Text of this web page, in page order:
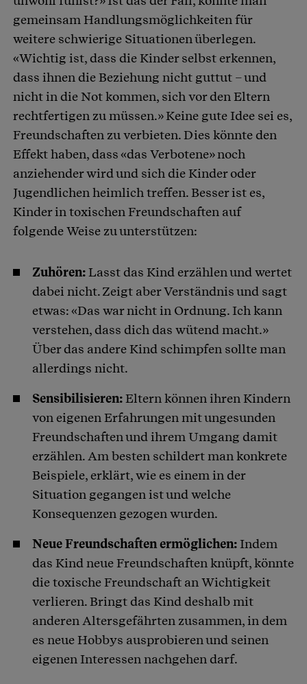
gemeinsam Handlungsmöglichkeiten für
weitere schwierige Situationen überlegen.
«Wichtig ist, dass die Kinder selbst erkennen,
dass ihnen die Beziehung nicht guttut – und
nicht in die Not kommen, sich vor den Eltern
rechtfertigen zu müssen.» Keine gute Idee sei es,
Freundschaften zu verbieten. Dies könnte den
Effekt haben, dass «das Verbotene» noch
anziehender wird und sich die Kinder oder
Jugendlichen heimlich treffen. Besser ist es,
Kinder in toxischen Freundschaften auf
folgende Weise zu unterstützen:
Zuhören:Lasst das Kind erzählen und wertet
dabei nicht. Zeigt aber Verständnis und sagt
etwas: «Das war nicht in Ordnung. Ich kann
verstehen, dass dich das wütend macht.»
Über das andere Kind schimpfen sollte man
allerdings nicht.
Sensibilisieren:Eltern können ihren Kindern
von eigenen Erfahrungen mit ungesunden
Freundschaften und ihrem Umgang damit
erzählen. Am besten schildert man konkrete
Beispiele, erklärt, wie es einem in der
Situation gegangen ist und welche
Konsequenzen gezogen wurden.
Neue Freundschaften ermöglichen:Indem
das Kind neue Freundschaften knüpft, könnte
die toxische Freundschaft an Wichtigkeit
verlieren. Bringt das Kind deshalb mit
anderen Altersgefährten zusammen, in dem
es neue Hobbys ausprobieren und seinen
eigenen Interessen nachgehen darf.